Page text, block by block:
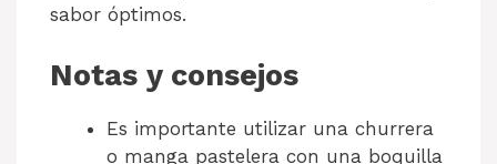
sabor óptimos.
Notas y consejos
Es importante utilizar una churrera
o manga pastelera con una boquilla